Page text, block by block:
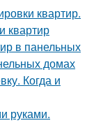
квартир.
квартир
в панельных
домах
Когда и
руками.